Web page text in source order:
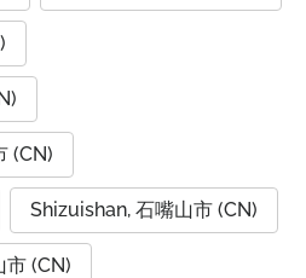
(CN)
Shizuishan, 石嘴山市 (CN)
(CN)